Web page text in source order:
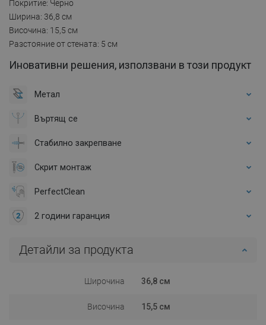
Покритие: Черно
Ширина: 36,8 см
Височина: 15,5 см
Разстояние от стената: 5 см
Иновативни решения, използвани в този продукт
Метал
Въртящ се
Стабилно закрепване
Скрит монтаж
PerfectClean
2 години гаранция
Детайли за продукта
Широчина 36,8 см
Височина 15,5 см